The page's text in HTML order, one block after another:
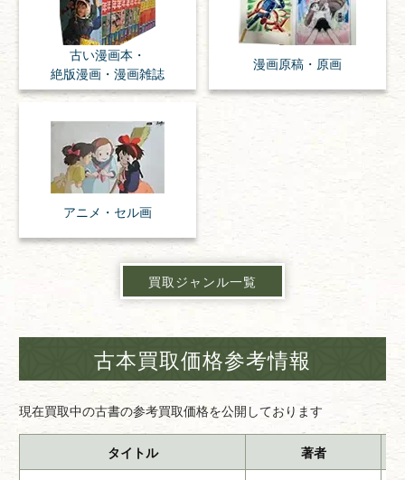
古い漫画本・
絶版漫画・漫画雑誌
漫画原稿・ 原画
アニメ・ セル画
買取ジャンル一覧
古本買取価格参考情報
現在買取中の古書の参考買取価格を公開しております
タイトル 著者